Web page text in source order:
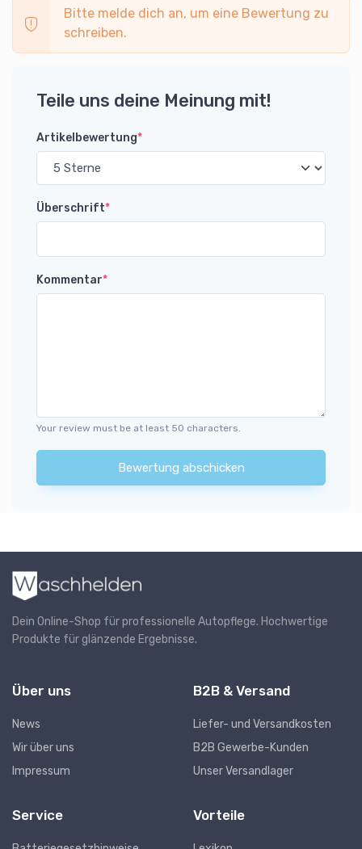
Bitte melde dich an, um eine Bewertung zu
schreiben.
Teile uns deine Meinung mit!
Artikelbewertung*
Überschrift*
Kommentar*
Your review must be at least 50 characters.
Bewertung abschicken
Dein Online-Shop für professionelle Autopflege. Hochwertige
Produkte für glänzende Ergebnisse.
Über uns
News
Wir über uns
Impressum
B2B & Versand
Liefer- und Versandkosten
B2B Gewerbe-Kunden
Unser Versandlager
Service Vorteile